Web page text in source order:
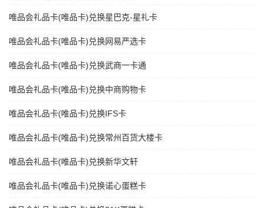
唯品会礼品卡(唯品卡)兑换星巴克-星礼卡
唯品会礼品卡(唯品卡)兑换网易严选卡
唯品会礼品卡(唯品卡)兑换武商一卡通
唯品会礼品卡(唯品卡)兑换中商购物卡
唯品会礼品卡(唯品卡)兑换IFS卡
唯品会礼品卡(唯品卡)兑换常州百货大楼卡
唯品会礼品卡(唯品卡)兑换新华文轩
唯品会礼品卡(唯品卡)兑换诺心蛋糕卡